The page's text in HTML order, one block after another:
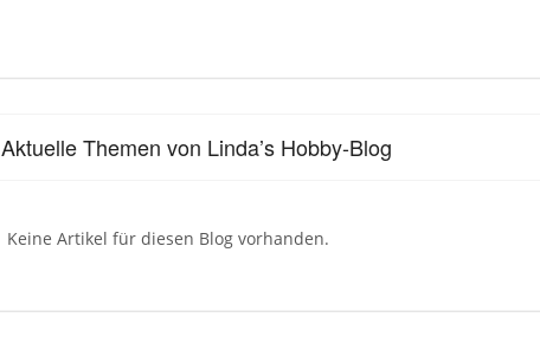
Aktuelle Themen von Linda’s Hobby-Blog
Keine Artikel für diesen Blog vorhanden.